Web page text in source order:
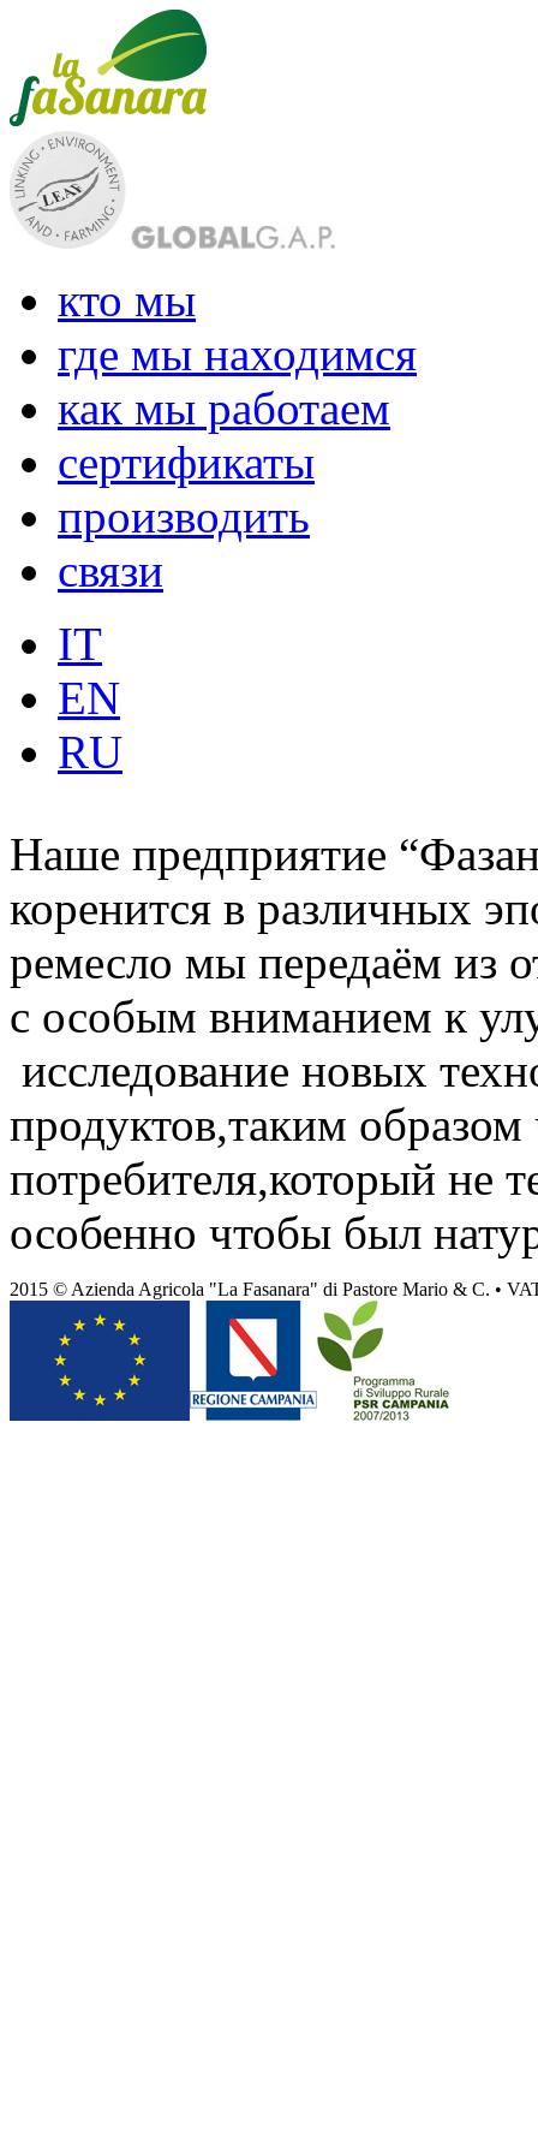
кто мы
где мы находимся
как мы работаем
сертификаты
производить
связи
IT
EN
RU
Наше предприятие
коренится в различных
ремесло мы передаём из
с особым вниманием к
исследование новых
продуктов,таким
потребителя,который не
особенно чтобы был
2015 © Azienda Agricola "La Fasanara" di Pastore Mario & C. •